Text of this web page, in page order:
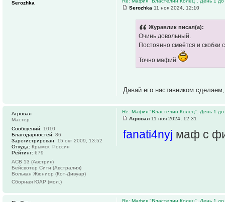
Serozhka 11 ноя 2024, 12:10
Журавлик писал(а):
Очинь довольный.
Постоянно смеётся и скобки
Точно мафий
Давай его наставником
Serozhka
Re: Мафия "Властелин Колец". День 1 до
Агровал 11 ноя 2024, 12:31
fanati4nyj маф с
Агровал
Мастер
Сообщений: 1010
Благодарностей: 86
Зарегистрирован: 15 окт 2009, 13:52
Откуда: Крымск, Россия
Рейтинг: 679
АСВ 13 (Австрия)
Бейсвотер Сити (Австралия)
Волькан Жюниор (Кот-Дивуар)
Сборная ЮАР (мол.)
Re: Мафия "Властелин Колец". День 1 до